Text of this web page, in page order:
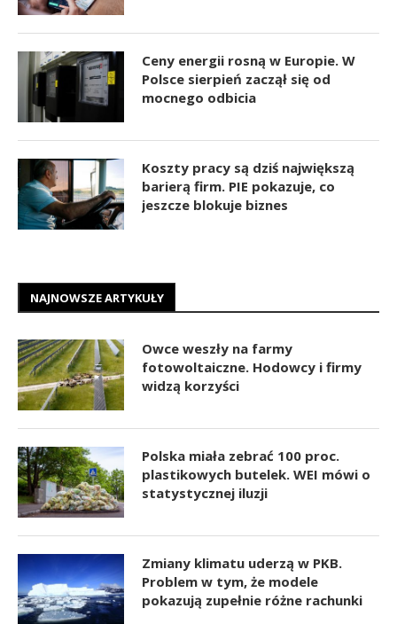
Ceny energii rosną w Europie. W
Polsce sierpień zaczął się od
mocnego odbicia
Koszty pracy są dziś największą
barierą firm. PIE pokazuje, co
jeszcze blokuje biznes
NAJNOWSZE ARTYKUŁY
Owce weszły na farmy
fotowoltaiczne. Hodowcy i firmy
widzą korzyści
Polska miała zebrać 100 proc.
plastikowych butelek. WEI mówi o
statystycznej iluzji
Zmiany klimatu uderzą w PKB.
Problem w tym, że modele
pokazują zupełnie różne rachunki